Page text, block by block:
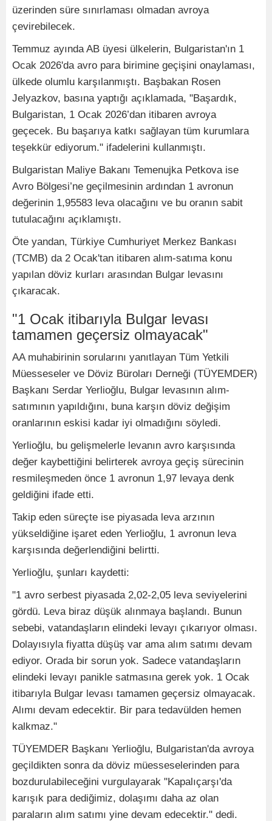
üzerinden süre sınırlaması olmadan avroya
çevirebilecek.
Temmuz ayında AB üyesi ülkelerin, Bulgaristan'ın 1
Ocak 2026'da avro para birimine geçişini onaylaması,
ülkede olumlu karşılanmıştı. Başbakan Rosen
Jelyazkov, basına yaptığı açıklamada, "Başardık,
Bulgaristan, 1 Ocak 2026’dan itibaren avroya
geçecek. Bu başarıya katkı sağlayan tüm kurumlara
teşekkür ediyorum." ifadelerini kullanmıştı.
Bulgaristan Maliye Bakanı Temenujka Petkova ise
Avro Bölgesi’ne geçilmesinin ardından 1 avronun
değerinin 1,95583 leva olacağını ve bu oranın sabit
tutulacağını açıklamıştı.
Öte yandan, Türkiye Cumhuriyet Merkez Bankası
(TCMB) da 2 Ocak'tan itibaren alım-satıma konu
yapılan döviz kurları arasından Bulgar levasını
çıkaracak.
"1 Ocak itibarıyla Bulgar levası
tamamen geçersiz olmayacak"
AA muhabirinin sorularını yanıtlayan Tüm Yetkili
Müesseseler ve Döviz Büroları Derneği (TÜYEMDER)
Başkanı Serdar Yerlioğlu, Bulgar levasının alım-
satımının yapıldığını, buna karşın döviz değişim
oranlarının eskisi kadar iyi olmadığını söyledi.
Yerlioğlu, bu gelişmelerle levanın avro karşısında
değer kaybettiğini belirterek avroya geçiş sürecinin
resmileşmeden önce 1 avronun 1,97 levaya denk
geldiğini ifade etti.
Takip eden süreçte ise piyasada leva arzının
yükseldiğine işaret eden Yerlioğlu, 1 avronun leva
karşısında değerlendiğini belirtti.
Yerlioğlu, şunları kaydetti:
"1 avro serbest piyasada 2,02-2,05 leva seviyelerini
gördü. Leva biraz düşük alınmaya başlandı. Bunun
sebebi, vatandaşların elindeki levayı çıkarıyor olması.
Dolayısıyla fiyatta düşüş var ama alım satımı devam
ediyor. Orada bir sorun yok. Sadece vatandaşların
elindeki levayı panikle satmasına gerek yok. 1 Ocak
itibarıyla Bulgar levası tamamen geçersiz olmayacak.
Alımı devam edecektir. Bir para tedavülden hemen
kalkmaz."
TÜYEMDER Başkanı Yerlioğlu, Bulgaristan'da avroya
geçildikten sonra da döviz müesseselerinden para
bozdurulabileceğini vurgulayarak "Kapalıçarşı'da
karışık para dediğimiz, dolaşımı daha az olan
paraların alım satımı yine devam edecektir." dedi.